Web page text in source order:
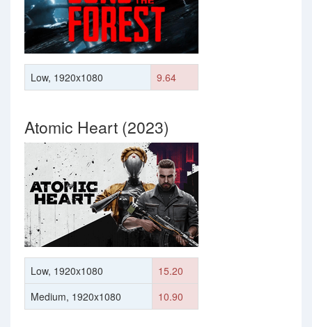
Low, 1920x1080 9.64
Atomic Heart (2023)
Low, 1920x1080
15.20
Medium, 1920x1080
10.90